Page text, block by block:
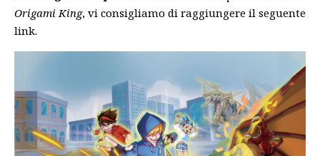
Origami King, vi consigliamo di raggiungere il seguente
link.